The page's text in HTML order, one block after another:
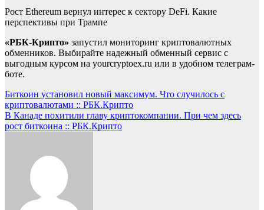
Рост Ethereum вернул интерес к сектору DeFi. Какие
перспективы при Трампе
«РБК-Крипто» запустил мониторинг криптовалютных
обменников. Выбирайте надежный обменный сервис с
выгодным курсом на yourcryptoex.ru или в удобном телеграм-
боте.
Навигация
по
записям
Биткоин установил новый максимум. Что случилось с
криптовалютами :: РБК.Крипто
В Канаде похитили главу криптокомпании. При чем здесь
рост биткоина :: РБК.Крипто